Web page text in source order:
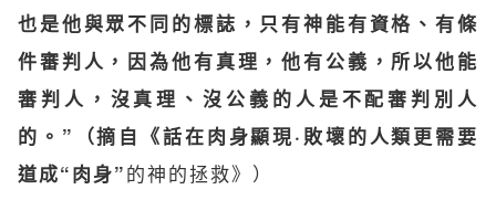
也是他與眾不同的標誌，只有神能有資格、有條
件審判人，因為他有真理，他有公義，所以他能
審判人，沒真理、沒公義的人是不配審判別人
的。”（摘自《話在肉身顯現·敗壞的人類更需要
道成“肉身”的神的拯救》）